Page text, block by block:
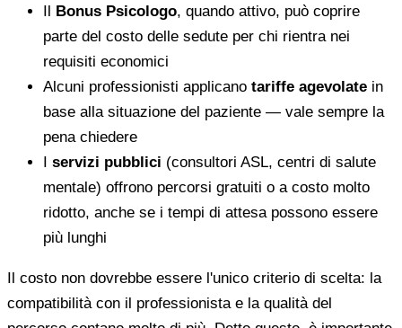
Il Bonus Psicologo, quando attivo, può coprire
parte del costo delle sedute per chi rientra nei
requisiti economici
Alcuni professionisti applicano tariffe agevolate in
base alla situazione del paziente — vale sempre la
pena chiedere
I servizi pubblici (consultori ASL, centri di salute
mentale) offrono percorsi gratuiti o a costo molto
ridotto, anche se i tempi di attesa possono essere
più lunghi
Il costo non dovrebbe essere l'unico criterio di scelta: la
compatibilità con il professionista e la qualità del